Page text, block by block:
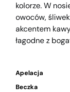
kolorze. W
owoców,
akcentem
łagodne z
Apelacja
Beczka